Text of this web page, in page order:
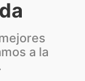
a la